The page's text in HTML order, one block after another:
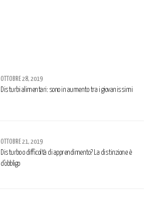
OTTOBRE 28, 2019
Disturbi alimentari: sono in aumento tra i giovanissimi
OTTOBRE 21, 2019
Disturbo o difficoltà di apprendimento? La distinzione è
d’obbligo